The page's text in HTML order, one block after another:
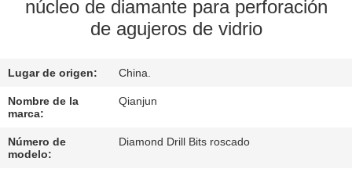
CONTROL
CALIDAD
CONTACTO
núcleo de diamante para perforación
de agujeros de vidrio
Lugar de origen: China.
Nombre de la
marca:
Qianjun
Número de
modelo:
Diamond Drill Bits roscado